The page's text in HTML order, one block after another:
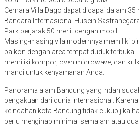
Cemara Villa Dago dapat dicapai dalam 35
Bandara Internasional Husein
Park berjarak 50 menit dengan mobil.
Masing-masing vila modernnya memiliki
balkon dengan area tempat duduk terbuka.
memiliki kompor, oven microwave, dan
mandi untuk kenyamanan Anda.
Panorama alam Bandung yang indah
pengakuan dari dunia internasional.
keindahan kota Bandung tidak cukup jika
perlu menginap minimal semalam atau